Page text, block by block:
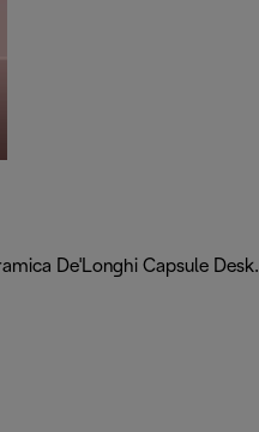
De'Longhi Capsule Desk.